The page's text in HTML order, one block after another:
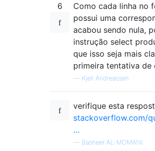
6
Como cada linha no
possui uma
acabou sendo nula,
instrução select
que isso seja mais
primeira tentativa de
— Kjell Andreassen
verifique esta
stackoverflow.com/
…
— Basheer AL-MOMANI